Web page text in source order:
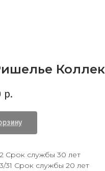
р.
Срок службы 30 лет
31 Срок службы 20 лет